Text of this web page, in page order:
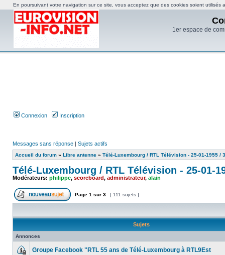
1er espace de
Connexion Inscription
Messages sans réponse | Sujets actifs
Accueil du forum » Libre antenne » Télé-Luxembourg / RTL Télévision - 25-01-1955 /
Télé-Luxembourg / RTL Télévision - 25-01-
Modérateurs: philippe, scoreboard, administrateur, alain
Page 1 sur 3 [ 111 sujets ]
Sujets
Annonces
Groupe Facebook "RTL 55 ans de Télé-Luxembourg à RTL9Est
En poursuivant votre navigation sur ce site, vous acceptez que des cookies soient